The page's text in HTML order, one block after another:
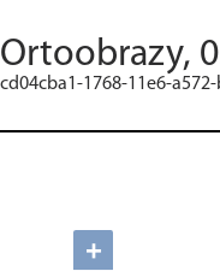
Ortoobrazy,
cd04cba1-1768-11e6-
+